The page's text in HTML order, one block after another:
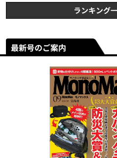
ランキング
最新号のご案内